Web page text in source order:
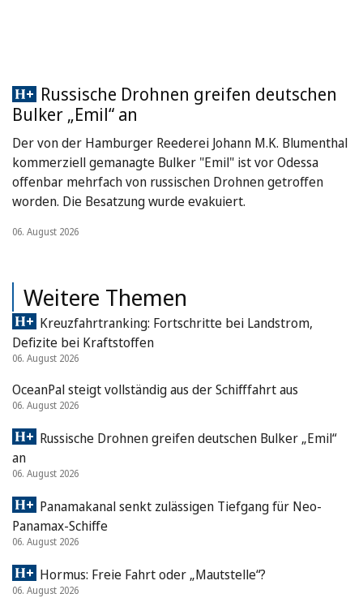
Russische Drohnen greifen deutschen
Bulker „Emil“ an
Der von der Hamburger Reederei Johann M.K. Blumenthal
kommerziell gemanagte Bulker "Emil" ist vor Odessa
offenbar mehrfach von russischen Drohnen getroffen
worden. Die Besatzung wurde evakuiert.
06. August 2026
Weitere Themen
Kreuzfahrtranking: Fortschritte bei Landstrom,
Defizite bei Kraftstoffen
06. August 2026
OceanPal steigt vollständig aus der Schifffahrt aus
06. August 2026
Russische Drohnen greifen deutschen Bulker „Emil“
an
06. August 2026
Panamakanal senkt zulässigen Tiefgang für Neo-
Panamax-Schiffe
06. August 2026
Hormus: Freie Fahrt oder „Mautstelle“?
06. August 2026